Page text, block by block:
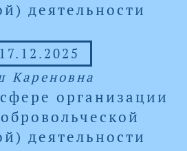
деятельности
Кареновна
организации
деятельности